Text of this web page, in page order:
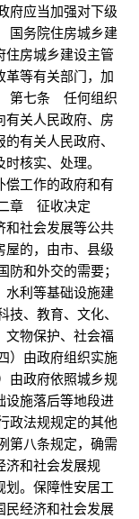
应当加强对下级
务院住房城乡建
住房城乡建设主管
革等有关部门，加
第七条 任何组织
有关人民政府、房
有关人民政府、
核实、处理。
工作的政府和有
二章 征收决定
社会发展等公共
屋的，由市、县级
和外交的需要；
利等基础设施建
、教育、文化、
文物保护、社会福
由政府组织实施
政府依照城乡规
设施落后等地段进
法规规定的其他
八条规定，确需
济和社会发展规
划。保障性安居工
民经济和社会发展